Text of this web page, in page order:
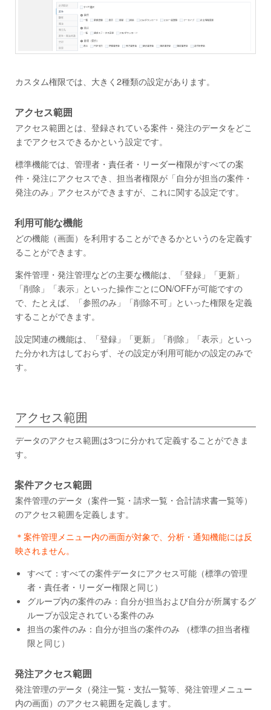
カスタム権限では、大きく2種類の設定があります。
アクセス範囲
アクセス範囲とは、登録されている案件・発注のデータをどこ
までアクセスできるかという設定です。
標準機能では、管理者・責任者・リーダー権限がすべての案
件・発注にアクセスでき、担当者権限が「自分が担当の案件・
発注のみ」アクセスができますが、これに関する設定です。
利用可能な機能
どの機能（画面）を利用することができるかというのを定義す
ることができます。
案件管理・発注管理などの主要な機能は、「登録」「更新」
「削除」「表示」といった操作ごとにON/OFFが可能ですの
で、たとえば、「参照のみ」「削除不可」といった権限を定義
することができます。
設定関連の機能は、「登録」「更新」「削除」「表示」といっ
た分かれ方はしておらず、その設定が利用可能かの設定のみで
す。
アクセス範囲
データのアクセス範囲は3つに分かれて定義することができま
す。
案件アクセス範囲
案件管理のデータ（案件一覧・請求一覧・合計請求書一覧等）
のアクセス範囲を定義します。
＊案件管理メニュー内の画面が対象で、分析・通知機能には反
映されません。
すべて：すべての案件データにアクセス可能（標準の管理
者・責任者・リーダー権限と同じ）
グループ内の案件のみ：自分が担当および自分が所属するグ
ループが設定されている案件のみ
担当の案件のみ：自分が担当の案件のみ （標準の担当者権
限と同じ）
発注アクセス範囲
発注管理のデータ（発注一覧・支払一覧等、発注管理メニュー
内の画面）のアクセス範囲を定義します。